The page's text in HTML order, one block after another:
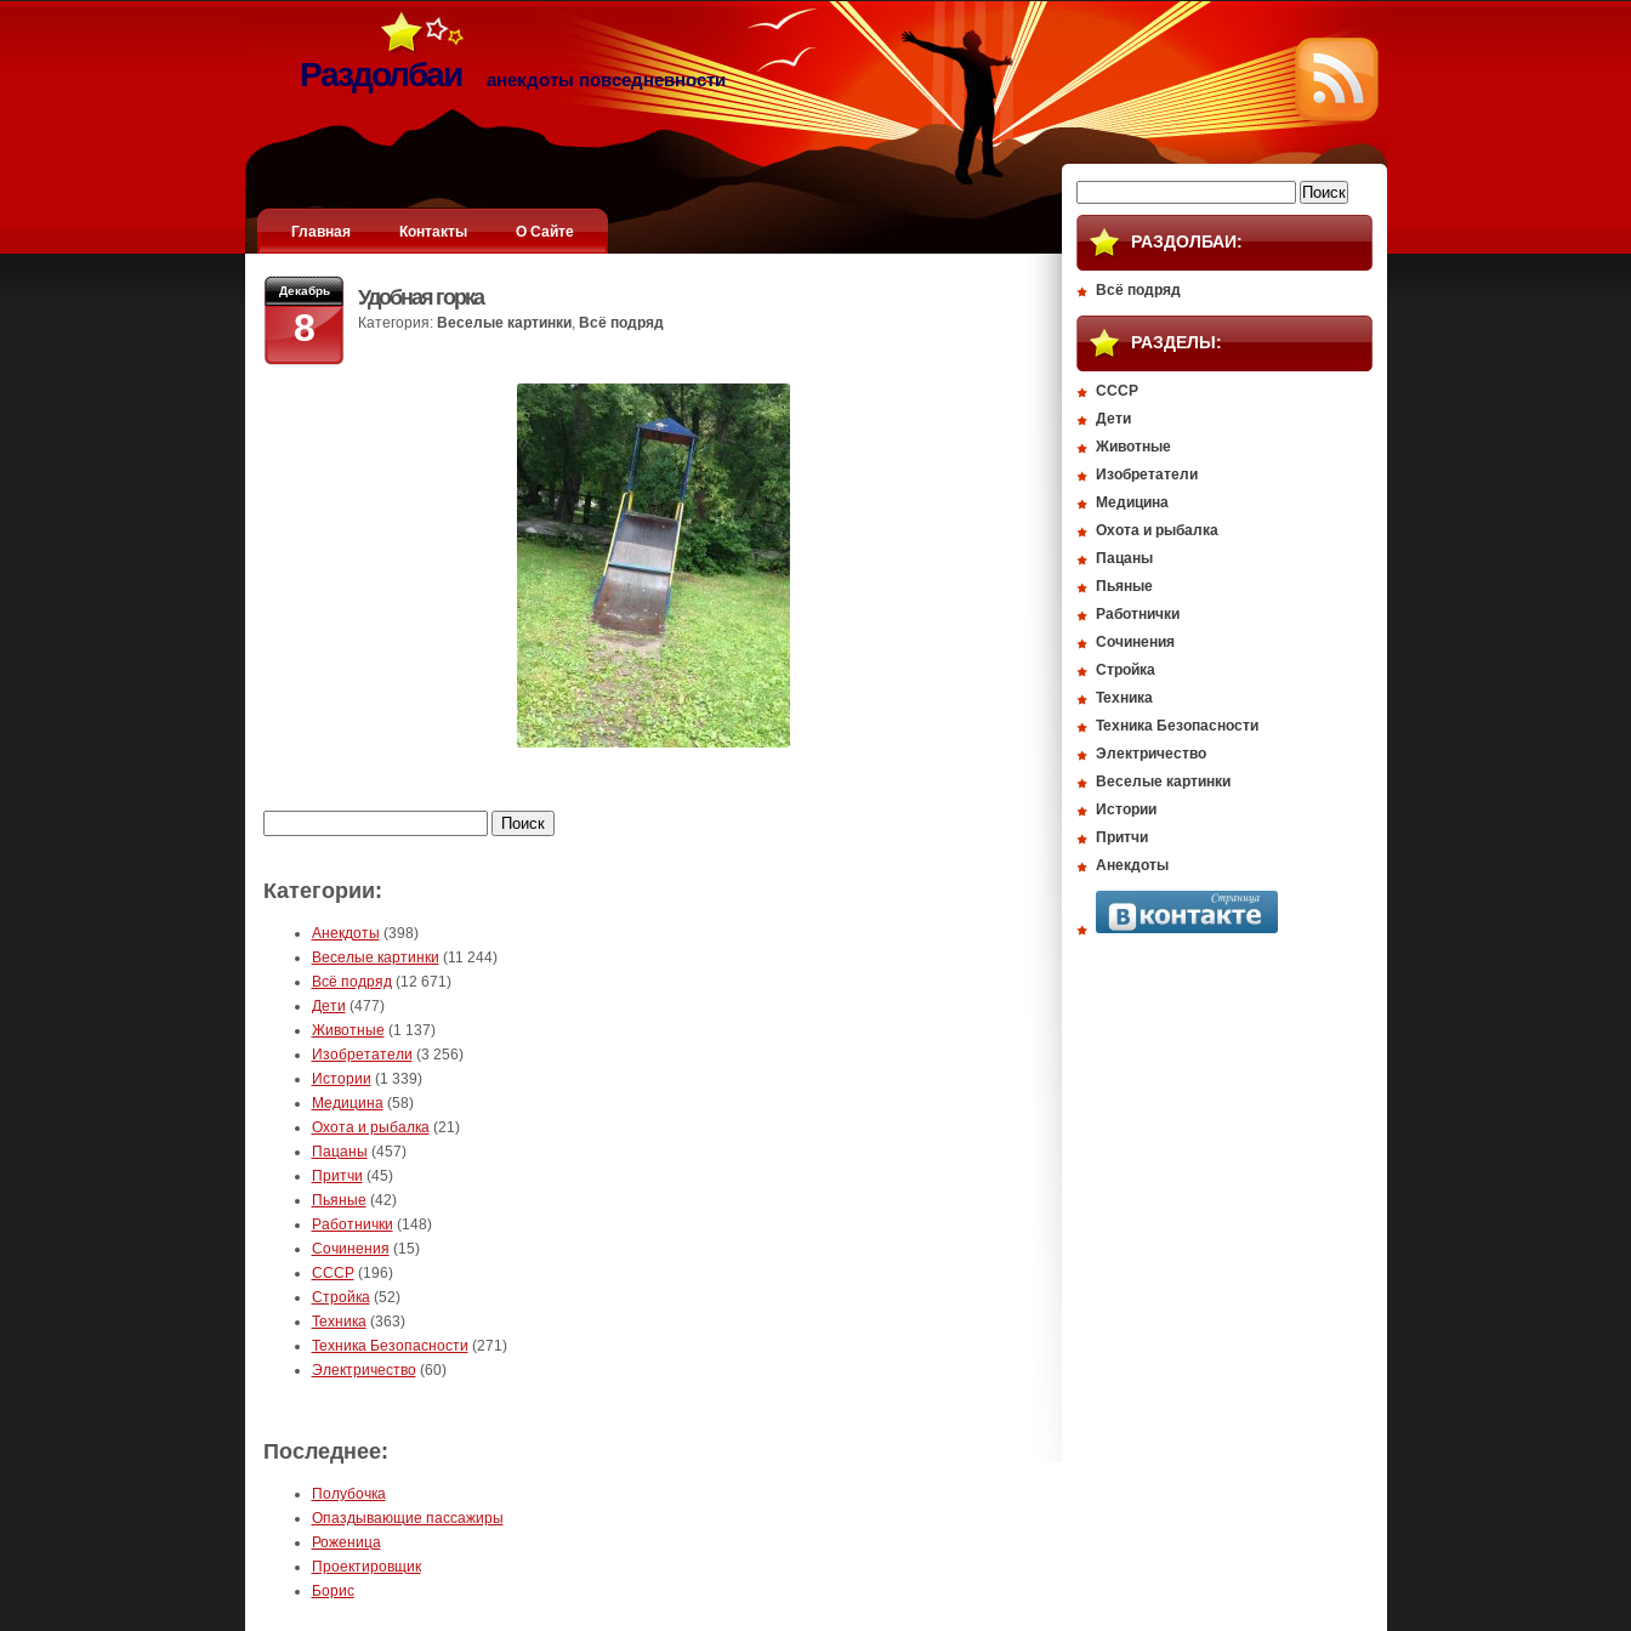
Раздолбаи анекдоты повседневности
Главная Контакты О Сайте
Декабрь
8
Удобная горка
Категория: Веселые картинки, Всё подряд
Категории:
Анекдоты (398)
Веселые картинки (11 244)
Всё подряд(12 671)
Дети (477)
Животные (1 137)
Изобретатели (3 256)
Истории (1 339)
Медицина(58)
Охота и рыбалка(21)
Пацаны (457)
Притчи (45)
Пьяные (42)
Работнички (148)
Сочинения (15)
СССР(196)
Стройка(52)
Техника(363)
Техника Безопасности (271)
Электричество(60)
Последнее:
Полубочка
Опаздывающие пассажиры
Роженица
Проектировщик
Борис
РАЗДОЛБАИ:
Всё подряд
РАЗДЕЛЫ:
СССР
Дети
Животные
Изобретатели
Медицина
Охота и рыбалка
Пацаны
Пьяные
Работнички
Сочинения
Стройка
Техника
Техника Безопасности
Электричество
Веселые картинки
Истории
Притчи
Анекдоты